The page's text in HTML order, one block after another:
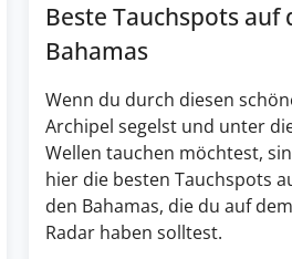
Beste Tauchspots auf
Bahamas
Wenn du durch diesen
Archipel segelst und unter
Wellen tauchen möchtest,
hier die besten Tauchspots
den Bahamas, die du auf dem
Radar haben solltest.